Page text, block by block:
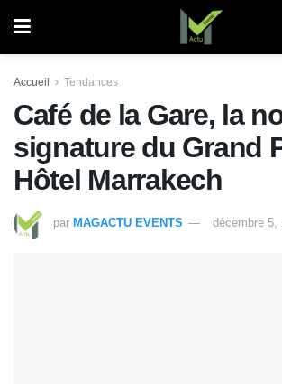
Accueil Tendances
Café de la Gare, la
signature du Grand
Hôtel Marrakech
par MAGACTU EVENTS décembre 5,